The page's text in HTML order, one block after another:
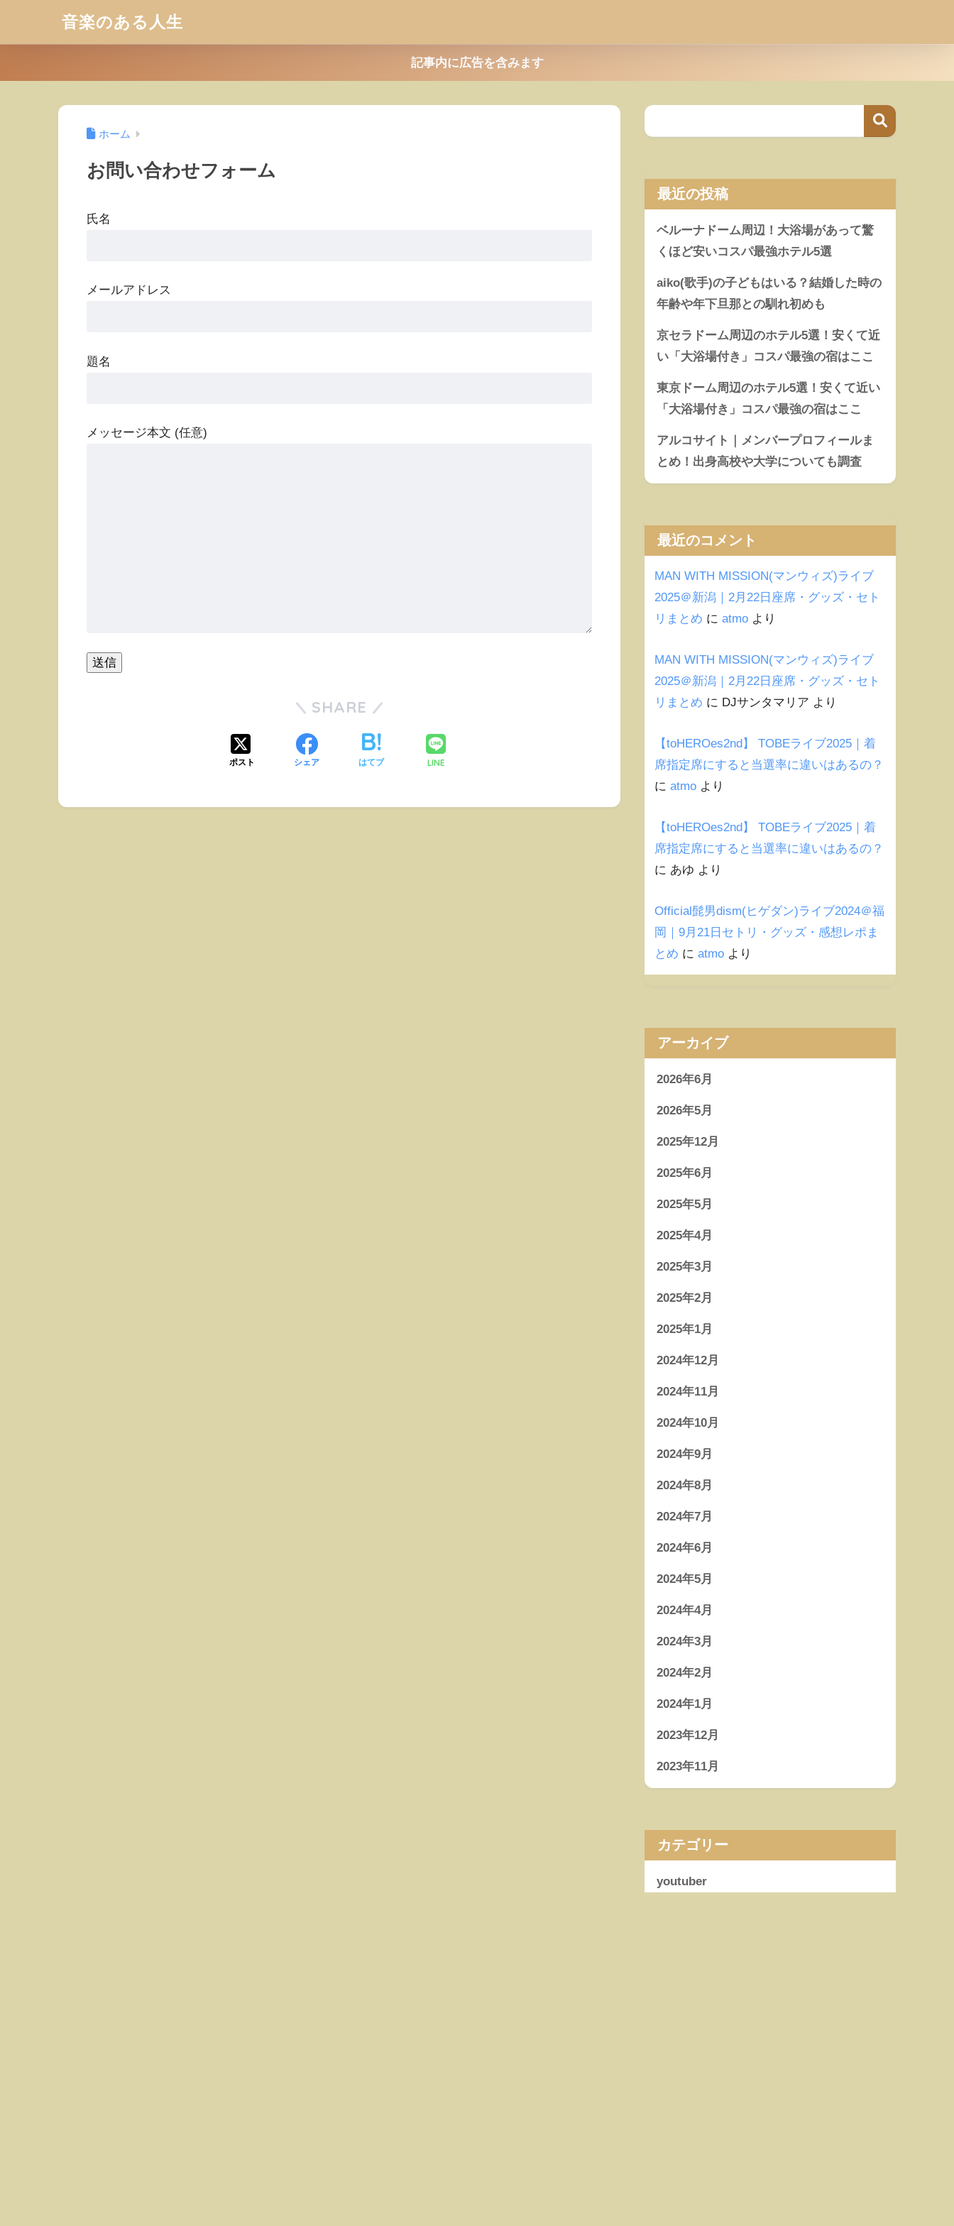
音楽のある人生
記事内に広告を含みます
ホーム
お問い合わせフォーム
氏名
メールアドレス
題名
メッセージ本文 (任意)
SHARE
ポスト シェア はてブ LINE
最近の投稿
ベルーナドーム周辺！大浴場があって驚
くほど安いコスパ最強ホテル5選
aiko(歌手)の子どもはいる？結婚した時の
年齢や年下旦那との馴れ初めも
京セラドーム周辺のホテル5選！安くて近
い「大浴場付き」コスパ最強の宿はここ
東京ドーム周辺のホテル5選！安くて近い
「大浴場付き」コスパ最強の宿はここ
アルコサイト｜メンバープロフィールま
とめ！出身高校や大学についても調査
最近のコメント
MAN WITH MISSION(マンウィズ)ライブ
2025＠新潟｜2月22日座席・グッズ・セト
リまとめ に atmo より
MAN WITH MISSION(マンウィズ)ライブ
2025＠新潟｜2月22日座席・グッズ・セト
リまとめ に DJサンタマリア より
【toHEROes2nd】 TOBEライブ2025｜着
席指定席にすると当選率に違いはあるの？
に atmo より
【toHEROes2nd】 TOBEライブ2025｜着
席指定席にすると当選率に違いはあるの？
に あゆ より
Official髭男dism(ヒゲダン)ライブ2024＠福
岡｜9月21日セトリ・グッズ・感想レポま
とめ に atmo より
アーカイブ
2026年6月
2026年5月
2025年12月
2025年6月
2025年5月
2025年4月
2025年3月
2025年2月
2025年1月
2024年12月
2024年11月
2024年10月
2024年9月
2024年8月
2024年7月
2024年6月
2024年5月
2024年4月
2024年3月
2024年2月
2024年1月
2023年12月
2023年11月
カテゴリー
youtuber